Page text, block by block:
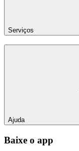
Serviços
Ajuda
Baixe o app